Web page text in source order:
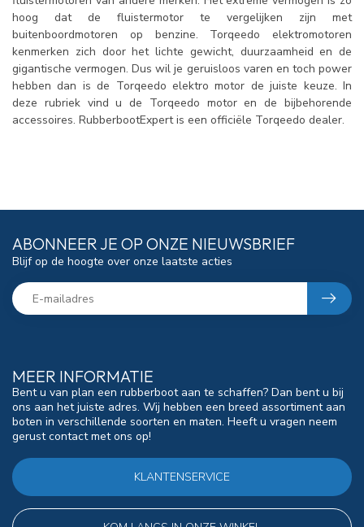
hoog dat de fluistermotor te vergelijken zijn met
buitenboordmotoren op benzine. Torqeedo elektromotoren
kenmerken zich door het lichte gewicht, duurzaamheid en de
gigantische vermogen. Dus wil je geruisloos varen en toch power
hebben dan is de Torqeedo elektro motor de juiste keuze. In
deze rubriek vind u de Torqeedo motor en de bijbehorende
accessoires. RubberbootExpert is een officiële Torqeedo dealer.
MEER INFORMATIE
Bent u van plan een rubberboot aan te schaffen? Dan bent u bij
ons aan het juiste adres. Wij hebben een breed assortiment aan
boten in verschillende soorten en maten. Heeft u vragen neem
gerust contact met ons op!
KLANTENSERVICE
ABONNEER JE OP ONZE NIEUWSBRIEF
Blijf op de hoogte over onze laatste acties